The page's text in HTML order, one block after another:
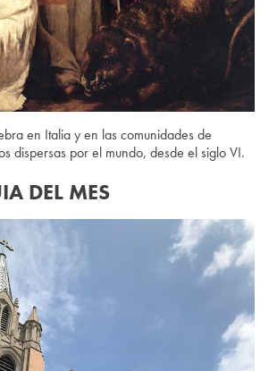
en Italia y en las comunidades de
dispersas por el mundo, desde el siglo VI.
DEL MES